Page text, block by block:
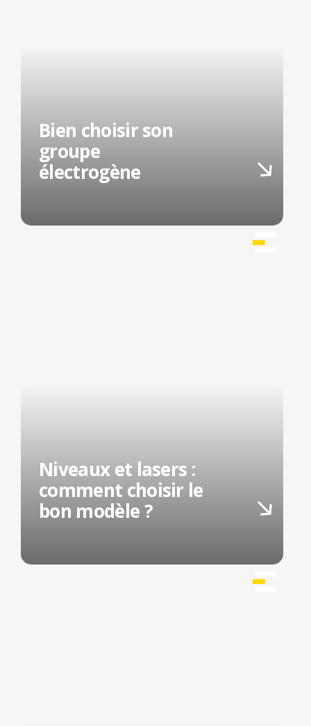
Bien choisir son
groupe
électrogène
Niveaux et lasers :
comment choisir le
bon modèle ?